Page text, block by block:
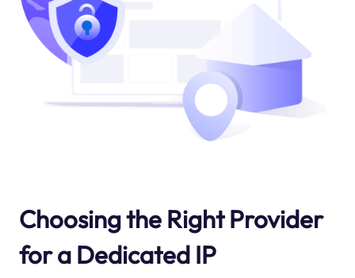
Choosing the Right Provider
for a Dedicated IP